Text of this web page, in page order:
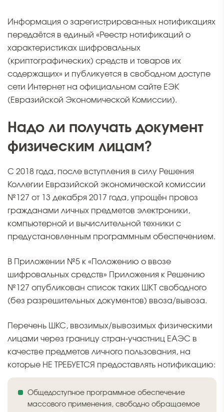
Информация о зарегистрированных нотификациях
передаётся в единый «Реестр нотификаций о
характеристиках шифровальных
(криптографических) средств и товаров их
содержащих» и публикуется в свободном доступе
сети Интернет на официальном сайте ЕЭК
(Евразийской Экономической Комиссии).
Надо ли получать документ
физическим лицам?
С 2018 года, после вступления в силу Решения
Коллегии Евразийской экономической комиссии
№127 от 13 декабря 2017 года, упрощён провоз
гражданами личных предметов электроники,
компьютерной и вычислительной техники с
предустановленным программным обеспечением.
В Приложении №5 к «Положению о ввозе
шифровальных средств» Приложения к Решению
№127 опубликован список таких ШКТ свободного
(без разрешительных документов) ввоза/вывоза.
Перечень ШКС, ввозимых/вывозимых физическими
лицами через границу стран-участниц ЕАЭС в
качестве предметов личного пользования, на
которые НЕ ТРЕБУЕТСЯ предоставлять нотификацию:
Общедоступное программное обеспечение
массового применения, свободно обращаемое